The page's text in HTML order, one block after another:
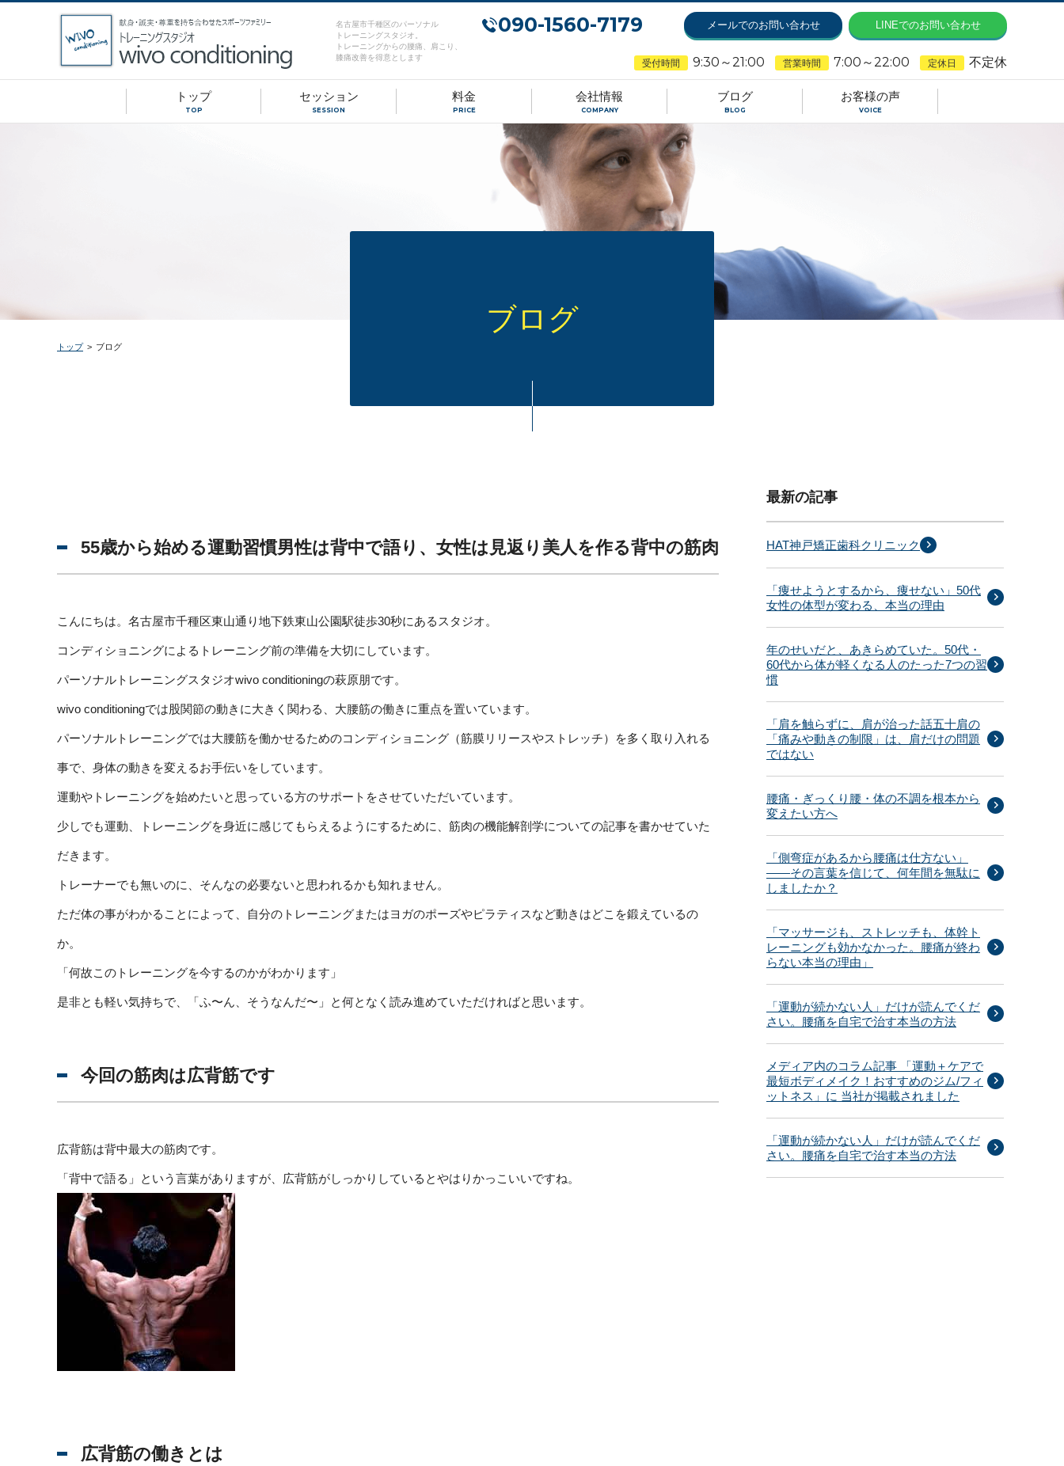
名古屋市千種区のパーソナル
トレーニングスタジオ。
トレーニングからの腰痛、肩こり、
膝痛改善を得意とします
090-1560-7179 メールでのお問い合わせ LINEでのお問い合わせ
受付時間 9:30～21:00 営業時間 7:00～22:00 定休日 不定休
トップ
TOP
セッション
SESSION
料金
PRICE
会社情報
COMPANY
ブログ
BLOG
お客様の声
VOICE
ブログ
トップ > ブログ
55歳から始める運動習慣男性は背中で語り、女性は見返り美人を作る背中の筋肉
こんにちは。名古屋市千種区東山通り地下鉄東山公園駅徒歩30秒にあるスタジオ。
コンディショニングによるトレーニング前の準備を大切にしています。
パーソナルトレーニングスタジオwivo conditioningの萩原朋です。
wivo conditioningでは股関節の動きに大きく関わる、大腰筋の働きに重点を置いています。
パーソナルトレーニングでは大腰筋を働かせるためのコンディショニング（筋膜リリースやストレッチ）を多く取り入れる
事で、身体の動きを変えるお手伝いをしています。
運動やトレーニングを始めたいと思っている方のサポートをさせていただいています。
少しでも運動、トレーニングを身近に感じてもらえるようにするために、筋肉の機能解剖学についての記事を書かせていた
だきます。
トレーナーでも無いのに、そんなの必要ないと思われるかも知れません。
ただ体の事がわかることによって、自分のトレーニングまたはヨガのポーズやピラティスなど動きはどこを鍛えているの
か。
「何故このトレーニングを今するのかがわかります」
是非とも軽い気持ちで、「ふ〜ん、そうなんだ〜」と何となく読み進めていただければと思います。
今回の筋肉は広背筋です
広背筋は背中最大の筋肉です。
「背中で語る」という言葉がありますが、広背筋がしっかりしているとやはりかっこいいですね。
広背筋の働きとは
最新の記事
HAT神戸矯正歯科クリニック
「痩せようとするから、痩せない」50代
女性の体型が変わる、本当の理由
年のせいだと、あきらめていた。50代・
60代から体が軽くなる人のたった7つの習
慣
「肩を触らずに、肩が治った話五十肩の
「痛みや動きの制限」は、肩だけの問題
ではない
腰痛・ぎっくり腰・体の不調を根本から
変えたい方へ
「側弯症があるから腰痛は仕方ない」
——その言葉を信じて、何年間を無駄に
しましたか？
「マッサージも、ストレッチも、体幹ト
レーニングも効かなかった。腰痛が終わ
らない本当の理由」
「運動が続かない人」だけが読んでくだ
さい。腰痛を自宅で治す本当の方法
メディア内のコラム記事 「運動＋ケアで
最短ボディメイク！おすすめのジム/フィ
ットネス」に 当社が掲載されました
「運動が続かない人」だけが読んでくだ
さい。腰痛を自宅で治す本当の方法